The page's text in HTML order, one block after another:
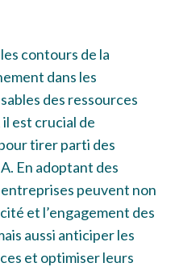
contours de la
dans les
des ressources
est crucial de
tirer parti des
En adoptant des
entreprises peuvent non
et l’engagement des
aussi anticiper les
et optimiser leurs